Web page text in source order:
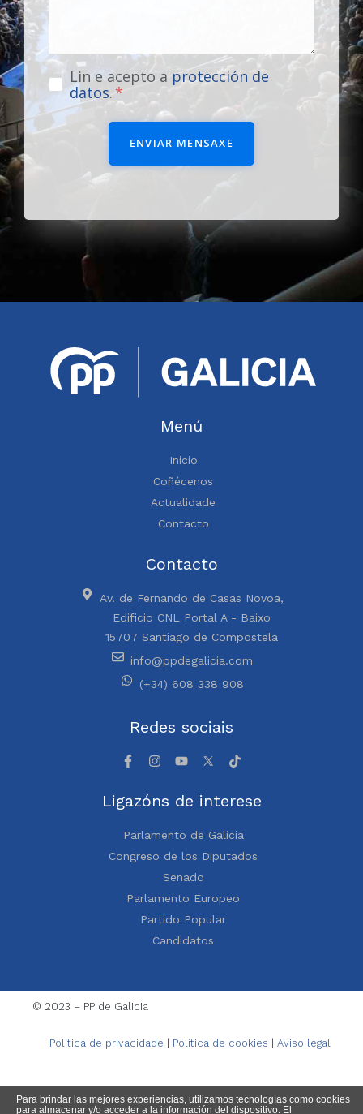
Lin e acepto a protección de
datos.
ENVIAR MENSAXE
Menú
Inicio
Coñécenos
Actualidade
Contacto
Contacto
Av. de Fernando de Casas Novoa,
Edificio CNL Portal A - Baixo
15707 Santiago de Compostela
info@ppdegalicia.com
(+34) 608 338 908
Redes sociais
Ligazóns de interese
Parlamento de Galicia
Congreso de los Diputados
Senado
Parlamento Europeo
Partido Popular
Candidatos
© 2023 – PP de Galicia
Política de privacidade Política de cookies Aviso legal
Para brindar las mejores experiencias, utilizamos tecnologías como cookies
para almacenar y/o acceder a la información del dispositivo. El